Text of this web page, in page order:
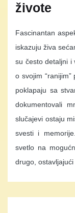
živote
Fascinantan
iskazuju živa
su često detaljni i
o svojim
poklapaju sa
dokumentovali
slučajevi ostaju
svesti i
svetlo na
drugo, ostavljajući